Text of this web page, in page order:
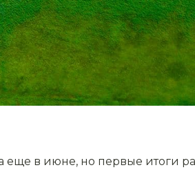
еще в июне, но первые итоги